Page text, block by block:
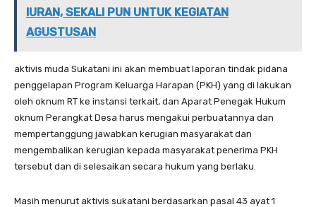
IURAN, SEKALI PUN UNTUK KEGIATAN
AGUSTUSAN
aktivis muda Sukatani ini akan membuat laporan tindak pidana
penggelapan Program Keluarga Harapan (PKH) yang di lakukan
oleh oknum RT ke instansi terkait, dan Aparat Penegak Hukum
oknum Perangkat Desa harus mengakui perbuatannya dan
mempertanggung jawabkan kerugian masyarakat dan
mengembalikan kerugian kepada masyarakat penerima PKH
tersebut dan di selesaikan secara hukum yang berlaku.
Masih menurut aktivis sukatani berdasarkan pasal 43 ayat 1